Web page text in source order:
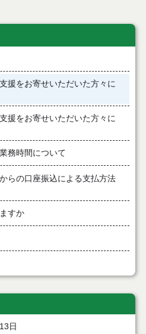
援をお寄せいただいた方々に
援をお寄せいただいた方々に
務時間について
らの口座振込による支払方法
すか
日